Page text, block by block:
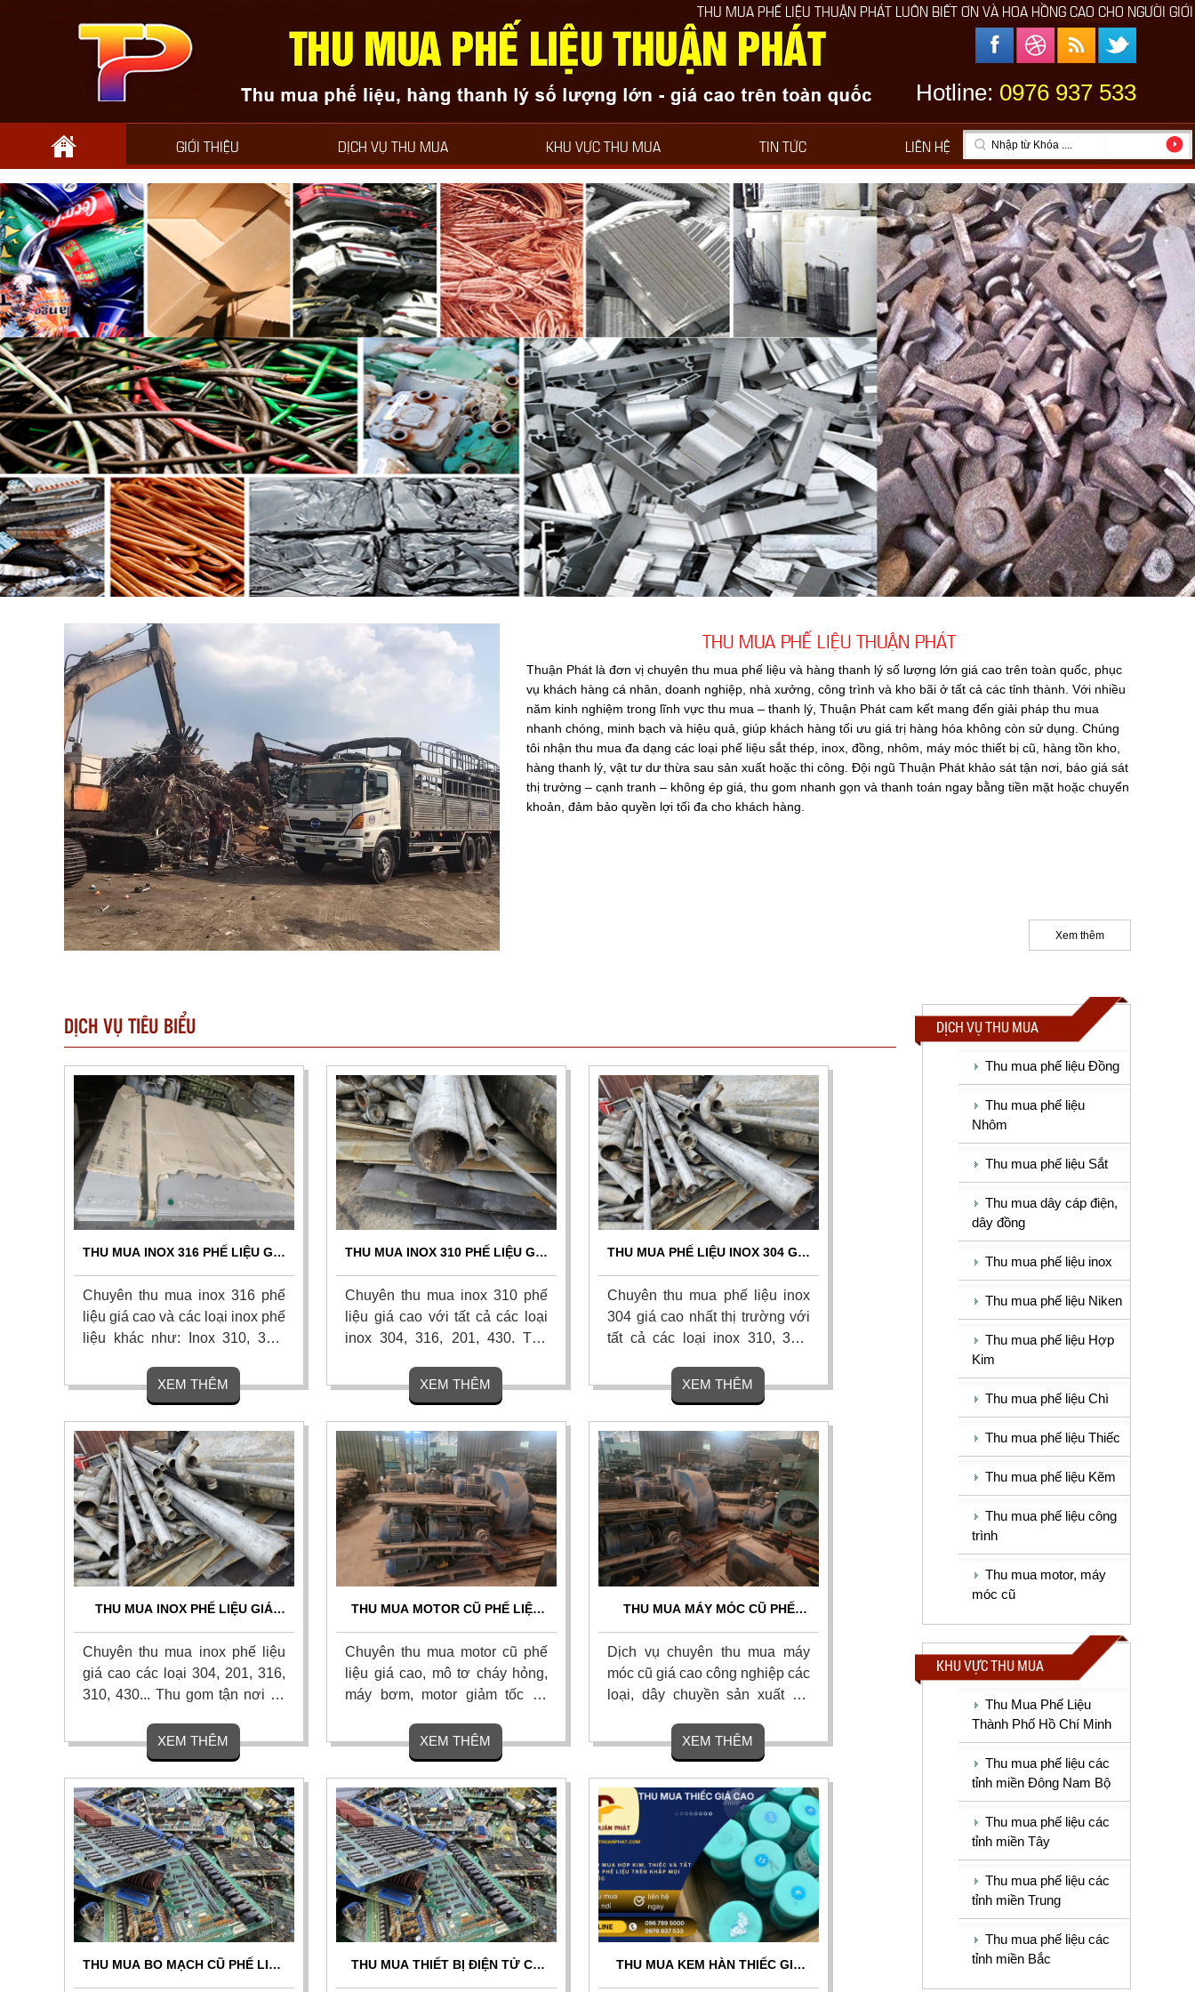
THU MUA PHẾ LIỆU THUẬN PHÁT LUÔN BIẾT ƠN VÀ HOA HỒNG CAO CHO NGƯỜI GIỚI THIỆU
Hotline: 0976 937 533
GIỚI THIỆU DỊCH VỤ THU MUA KHU VỰC THU MUA TIN TỨC LIÊN HỆ
THU MUA PHẾ LIỆU THUẬN PHÁT
Thuận Phát là đơn vị chuyên thu mua phế liệu và hàng thanh lý số lượng lớn giá cao trên toàn quốc, phục
vụ khách hàng cá nhân, doanh nghiệp, nhà xưởng, công trình và kho bãi ở tất cả các tỉnh thành. Với nhiều
năm kinh nghiệm trong lĩnh vực thu mua – thanh lý, Thuận Phát cam kết mang đến giải pháp thu mua
nhanh chóng, minh bạch và hiệu quả, giúp khách hàng tối ưu giá trị hàng hóa không còn sử dụng. Chúng
tôi nhận thu mua đa dạng các loại phế liệu sắt thép, inox, đồng, nhôm, máy móc thiết bị cũ, hàng tồn kho,
hàng thanh lý, vật tư dư thừa sau sản xuất hoặc thi công. Đội ngũ Thuận Phát khảo sát tận nơi, báo giá sát
thị trường – cạnh tranh – không ép giá, thu gom nhanh gọn và thanh toán ngay bằng tiền mặt hoặc chuyển
khoản, đảm bảo quyền lợi tối đa cho khách hàng.
Xem thêm
DỊCH VỤ TIÊU BIỂU
THU MUA INOX 316 PHẾ LIỆU GIÁ
Chuyên thu mua inox 316 phế
liệu giá cao và các loại inox phế
liệu khác như: Inox 310, 304,
xí nghiệp và các khu công
nghiệp trên khắp mọi miền tổ
quốc. Thu mua tận nơi, thanh
toán nhanh. Liên hệ ngay.
XEM THÊM
THU MUA INOX 310 PHẾ LIỆU GIÁ
BÁO GIÁ NGAY
Chuyên thu mua inox 310 phế
liệu giá cao với tất cả các loại
inox 304, 316, 201, 430. Thu
nhà máy, công trình. Quy trình
cân đo uy tín, thanh toán nhanh.
Hoa hồng cao. Liên hệ ngay để
nhận báo giá hôm nay!
XEM THÊM
THU MUA PHẾ LIỆU INOX 304 GIÁ
BÁO GIÁ NGAY
Chuyên thu mua phế liệu inox
304 giá cao nhất thị trường với
tất cả các loại inox 310, 316,
nghiệp, nhà máy, công trình.
Quy trình cân đo uy tín, thanh
toán nhanh. Hoa hồng cao. Liên
hệ ngay để nhận báo giá hôm
nay!
XEM THÊM
THU MUA INOX PHẾ LIỆU GIÁ
TOÁN NHANH 24/7
Chuyên thu mua inox phế liệu
giá cao các loại 304, 201, 316,
310, 430... Thu gom tận nơi tại
Cân đo chính xác, thanh toán
liền tay 1 lần, chiết khấu hoa
hồng cao cho người giới thiệu.
Liên hệ ngay.
XEM THÊM
THU MUA MOTOR CŨ PHẾ LIỆU
TOÀN QUỐC
Chuyên thu mua motor cũ phế
liệu giá cao, mô tơ cháy hỏng,
máy bơm, motor giảm tốc và
mua tận nơi. Thanh toán tiền
mặt nhanh gọn, bốc xếp trong
ngày, có hoa hồng cao. Liên hệ
ngay.
XEM THÊM
THU MUA MÁY MÓC CŨ PHẾ
TẬN NƠI 24/7
Dịch vụ chuyên thu mua máy
móc cũ giá cao công nghiệp các
loại, dây chuyền sản xuất hư
giá cao sát thị trường. Chúng tôi
cam kết thanh toán nhanh
chóng, tháo dỡ và vận chuyển
miễn phí tận nơi toàn quốc.
XEM THÊM
THU MUA BO MẠCH CŨ PHẾ LIỆU
THU MUA THIẾT BỊ ĐIỆN TỬ CŨ
THU MUA KEM HÀN THIẾC GIÁ
DỊCH VỤ THU MUA
Thu mua phế liệu Đồng
Thu mua phế liệu
Nhôm
Thu mua phế liệu Sắt
Thu mua dây cáp điện,
dây đồng
Thu mua phế liệu inox
Thu mua phế liệu Niken
Thu mua phế liệu Hợp
Kim
Thu mua phế liệu Chì
Thu mua phế liệu Thiếc
Thu mua phế liệu Kẽm
Thu mua phế liệu công
trình
Thu mua motor, máy
móc cũ
KHU VỰC THU MUA
Thu Mua Phế Liệu
Thành Phố Hồ Chí Minh
Thu mua phế liệu các
tỉnh miền Đông Nam Bộ
Thu mua phế liệu các
tỉnh miền Tây
Thu mua phế liệu các
tỉnh miền Trung
Thu mua phế liệu các
tỉnh miền Bắc